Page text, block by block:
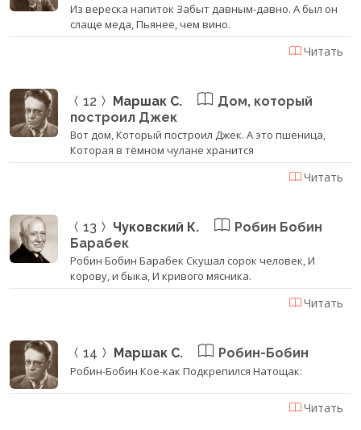
Из вереска напиток Забыт давным-давно. А был он
слаще меда, Пьянее, чем вино.
Читать
12 Маршак С.
Дом, который
построил Джек
Вот дом, Который построил Джек. А это пшеница,
Которая в тёмном чулане хранится
Читать
13 Чуковский К.
Робин Бобин
Барабек
Робин Бобин Барабек Скушал сорок человек, И
корову, и быка, И кривого мясника.
Читать
14 Маршак С. Робин-Бобин
Робин-Бобин Кое-как Подкрепился Натощак:
Читать